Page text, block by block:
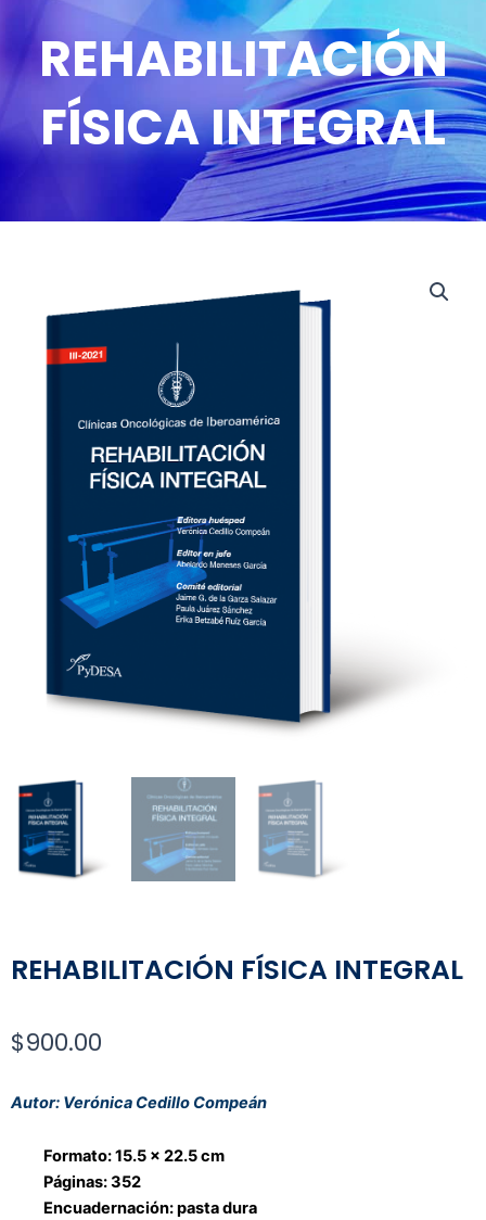
REHABILITACIÓN
FÍSICA INTEGRAL
REHABILITACIÓN FÍSICA INTEGRAL
$900.00
Autor: Verónica Cedillo Compeán
Formato: 15.5 x 22.5 cm
Páginas: 352
Encuadernación: pasta dura